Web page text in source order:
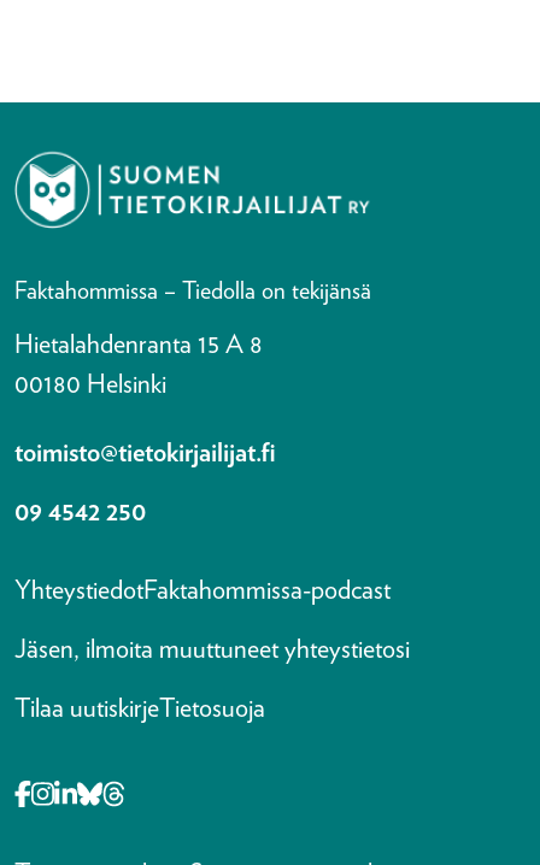
Faktahommissa – Tiedolla on tekijänsä
Hietalahdenranta 15 A 8
00180 Helsinki
toimisto@tietokirjailijat.fi
09 4542 250
YhteystiedotFaktahommissa-podcast
Jäsen, ilmoita muuttuneet yhteystietosi
Tilaa uutiskirjeTietosuoja
Opens in a new tab Facebook-f
Opens in a new tab Instagram
Opens in a new tab Linkedin-in
Opens in a new tab Bluesky